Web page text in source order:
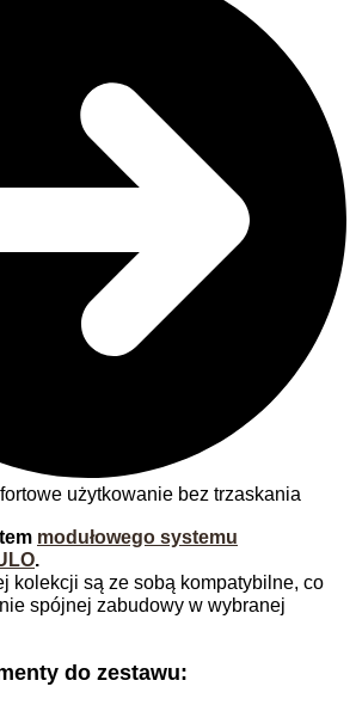
użytkowanie bez trzaskania
modułowego systemu
kolekcji są ze sobą kompatybilne, co
spójnej zabudowy w wybranej
do zestawu: